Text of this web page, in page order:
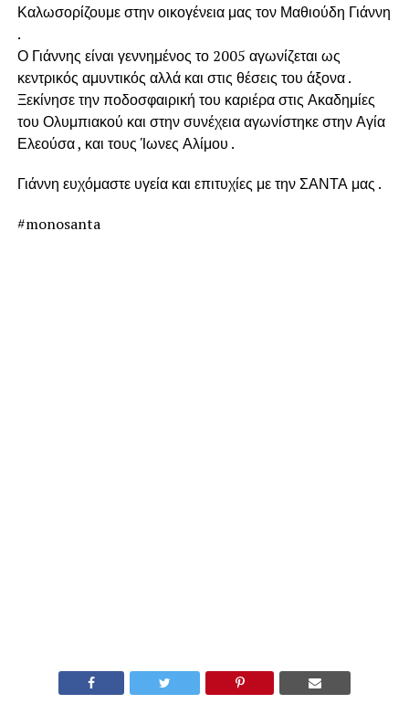
Καλωσορίζουμε στην οικογένεια μας τον Μαθιούδη Γιάννη
.
Ο Γιάννης είναι γεννημένος το 2005 αγωνίζεται ως
κεντρικός αμυντικός αλλά και στις θέσεις του άξονα .
Ξεκίνησε την ποδοσφαιρική του καριέρα στις Ακαδημίες
του Ολυμπιακού και στην συνέχεια αγωνίστηκε στην Αγία
Ελεούσα , και τους Ίωνες Αλίμου .
Γιάννη ευχόμαστε υγεία και επιτυχίες με την ΣΑΝΤΑ μας .
#monosanta